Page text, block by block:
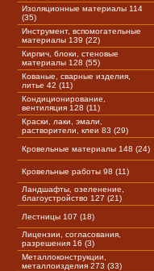
Изоляционные материалы 114
(35)
Инструмент, вспомогательные
материалы 139 (22)
Кирпич, блоки, стеновые
материалы 128 (55)
Кованые, сварные изделия,
литье 42 (11)
Кондиционирование,
вентиляция 128 (11)
Краски, лаки, эмали,
растворители, клеи 83 (29)
Кровельные материалы 148 (24)
Кровельные работы 98 (11)
Ландшафты, озеленение,
благоустройство 127 (21)
Лестницы 107 (18)
Лицензии, согласования,
разрешения 16 (3)
Металлоконструкции,
металлоизделия 273 (33)